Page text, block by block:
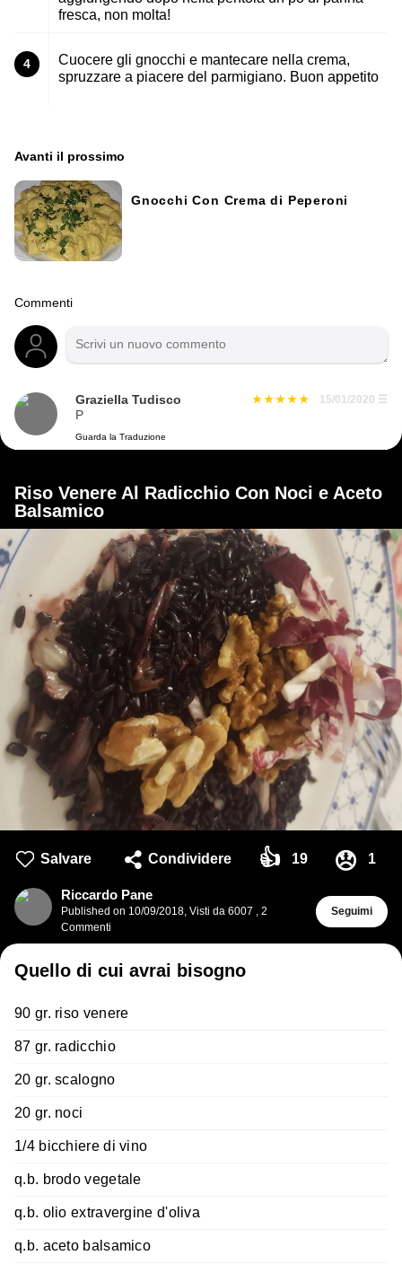
fresca, non molta!
4
Cuocere gli gnocchi e mantecare nella crema,
spruzzare a piacere del parmigiano. Buon appetito
Avanti il ​​prossimo
Gnocchi Con Crema di Peperoni
Commenti
Graziella Tudisco 15/01/2020 ☰
P
Guarda la Traduzione
Riso Venere Al Radicchio Con Noci e Aceto
Balsamico
Salvare Condividere 👍 19 😞 1
Riccardo Pane
Published on 10/09/2018, Visti da 6007 , 2
Commenti
Seguimi
Quello di cui avrai bisogno
90 gr. riso venere
87 gr. radicchio
20 gr. scalogno
20 gr. noci
1/4 bicchiere di vino
q.b. brodo vegetale
q.b. olio extravergine d'oliva
q.b. aceto balsamico